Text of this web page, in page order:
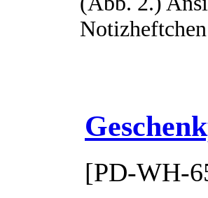
[PD-WH-